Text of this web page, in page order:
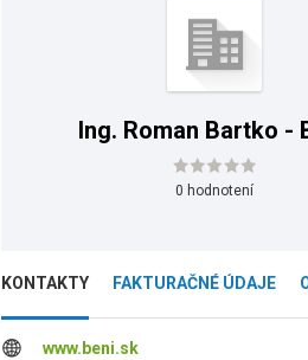
Ing. Roman Bartko -
0 hodnotení
KONTAKTY FAKTURAČNÉ ÚDAJE
www.beni.sk